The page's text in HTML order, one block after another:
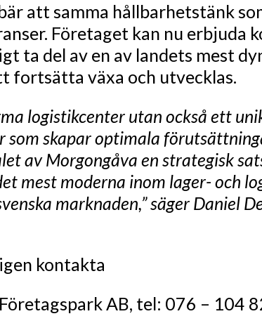
att samma hållbarhetstänk
Företaget kan nu erbjuda
ta del av en av landets mest
fortsätta växa och utvecklas.
logistikcenter utan också ett
som skapar optimala
av Morgongåva en strategisk
mest moderna inom lager- och
marknaden,” säger Daniel
kontakta
AB, tel: 076 – 104